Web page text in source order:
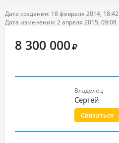
Дата создания: 18 февраля 2014, 18:42
Дата изменения: 2 апреля 2015, 09:08
8 300 000
Владелец
Сергей
Связаться